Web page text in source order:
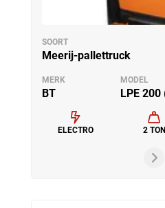
SOORT
Meerij-pallettruck
MERK
BT
MODEL
LPE 200
ELECTRO 2 TON